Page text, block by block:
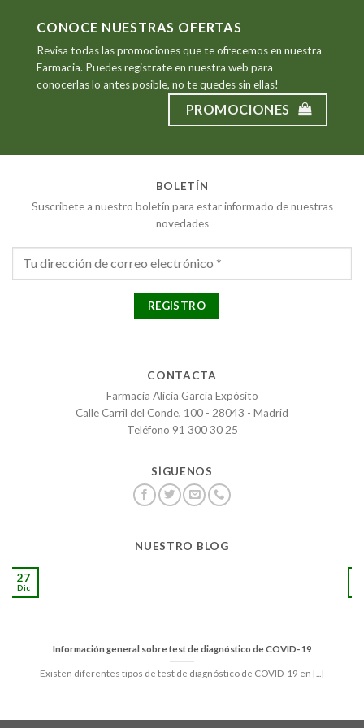
CONOCE NUESTRAS OFERTAS
Revisa todas las promociones que te ofrecemos en nuestra
Farmacia. Puedes registrate en nuestra web para
conocerlas lo antes posible, no te quedes sin ellas!
PROMOCIONES
BOLETÍN
Suscribete a nuestro boletín para estar informado de nuestras
novedades
CONTACTA
Farmacia Alicia García Expósito
Calle Carril del Conde, 100 - 28043 - Madrid
Teléfono 91 300 30 25
SÍGUENOS
NUESTRO BLOG
Información general sobre test de diagnóstico de COVID-19
Existen diferentes tipos de test de diagnóstico de COVID-19 en [...]
27
Dic